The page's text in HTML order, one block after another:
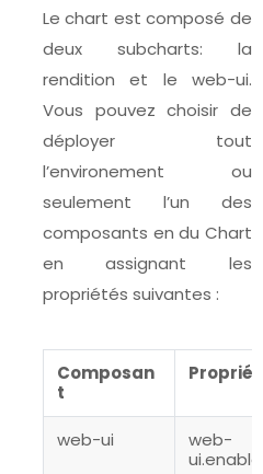
Le chart est composé de
deux subcharts: la
rendition et le web-ui.
Vous pouvez choisir de
déployer tout
l’environement ou
seulement l’un des
composants en du Chart
en assignant les
propriétés suivantes :
Composan
t
Propriété
web-ui
web-
ui.enabled